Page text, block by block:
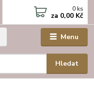
Menu
Hledat
0 ks
za 0,00 Kč